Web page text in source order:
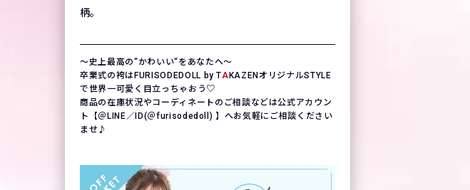
柄。
〜史上最高の“かわいい“をあなたへ〜
卒業式の袴はFURISODEDOLL by TA KAZENオリジナルSTYLE
で世界一可愛く目立っちゃおう♡
商品の在庫状況やコーディネートのご相談などは公式アカウン
ト【＠LINE／ID(＠furisodedoll) 】へお気軽にご相談ください
ませ♪